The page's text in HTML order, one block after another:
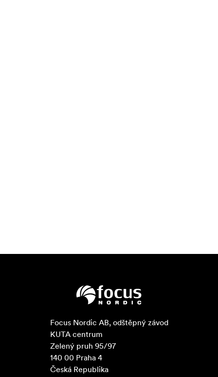
Focus Nordic AB, odštěpný závod
KUTA centrum
Zelený pruh 95/97
140 00 Praha 4
Česká Republika